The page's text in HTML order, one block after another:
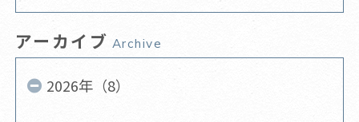
アーカイブ Archive
2026年（8）